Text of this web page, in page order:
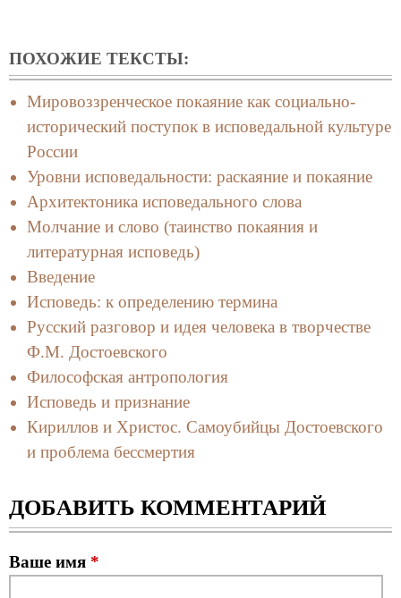
ПОХОЖИЕ ТЕКСТЫ:
Мировоззренческое покаяние как социально-
исторический поступок в исповедальной культуре
России
Уровни исповедальности: раскаяние и покаяние
Архитектоника исповедального слова
Молчание и слово (таинство покаяния и
литературная исповедь)
Введение
Исповедь: к определению термина
Русский разговор и идея человека в творчестве
Ф.М. Достоевского
Философская антропология
Исповедь и признание
Кириллов и Христос. Самоубийцы Достоевского
и проблема бессмертия
ДОБАВИТЬ КОММЕНТАРИЙ
Ваше имя *